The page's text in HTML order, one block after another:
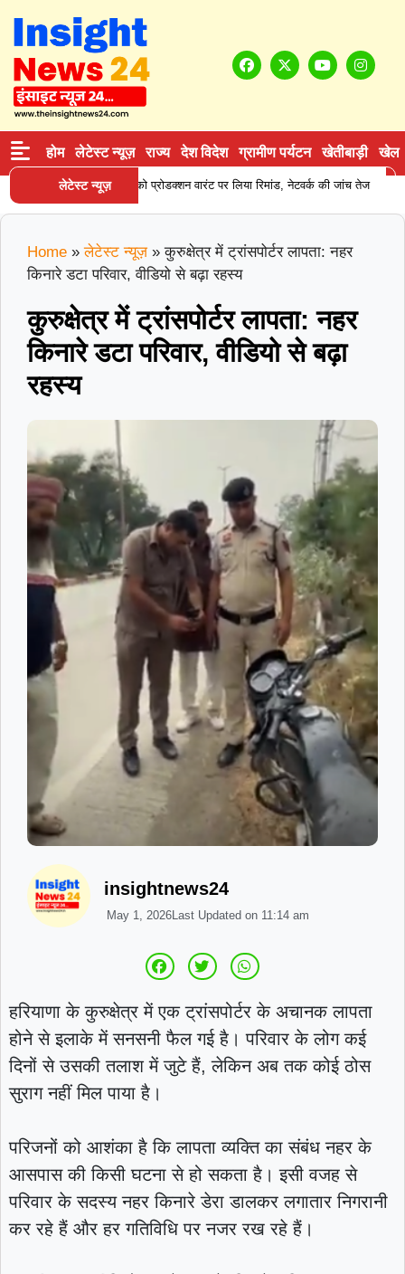
होम लेटेस्ट न्यूज़ राज्य देश विदेश ग्रामीण पर्यटन खेतीबाड़ी खेल
लेटेस्ट न्यूज़
सप्लाई करने वाले आरोपी को प्रोडक्शन वारंट पर लिया रिमांड, नेटवर्क की जांच तेज |
Home » लेटेस्ट न्यूज़ »कुरुक्षेत्र में ट्रांसपोर्टर लापता: नहर
किनारे डटा परिवार, वीडियो से बढ़ा रहस्य
कुरुक्षेत्र में ट्रांसपोर्टर लापता: नहर
किनारे डटा परिवार, वीडियो से बढ़ा
रहस्य
insightnews24
May 1, 2026Last Updated on 11:14 am
हरियाणा के कुरुक्षेत्र में एक ट्रांसपोर्टर के अचानक लापता
होने से इलाके में सनसनी फैल गई है। परिवार के लोग कई
दिनों से उसकी तलाश में जुटे हैं, लेकिन अब तक कोई ठोस
सुराग नहीं मिल पाया है।
परिजनों को आशंका है कि लापता व्यक्ति का संबंध नहर के
आसपास की किसी घटना से हो सकता है। इसी वजह से
परिवार के सदस्य नहर किनारे डेरा डालकर लगातार निगरानी
कर रहे हैं और हर गतिविधि पर नजर रख रहे हैं।